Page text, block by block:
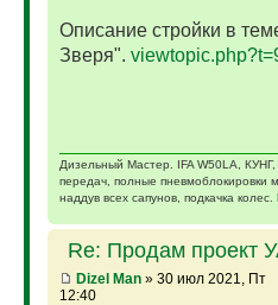
Описание стройки в
Зверя".
Дизельный Мастер. IFA W50LA,
передач, полные пневмоблокировки
наддув всех сапунов, подкачка колес.
Re: Продам проект
Dizel Man» 30 июл 2021, Пт
12:40